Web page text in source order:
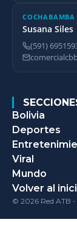
COCHABAMBA
Susana Siles
(591)
Bolivia
Deportes
Viral
Mundo
Volver al
© 2026 Red ATB -